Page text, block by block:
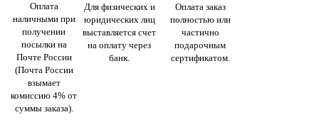
Оплата
наличными при
получении
посылки на
Почте России
(Почта России
взымает
комиссию 4% от
суммы заказа).
Для физических и
юридических лиц
выставляется счет
на оплату через
банк.
Оплата заказ
полностью или
частично
подарочным
сертификатом.